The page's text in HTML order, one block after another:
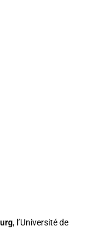
, l’Université de